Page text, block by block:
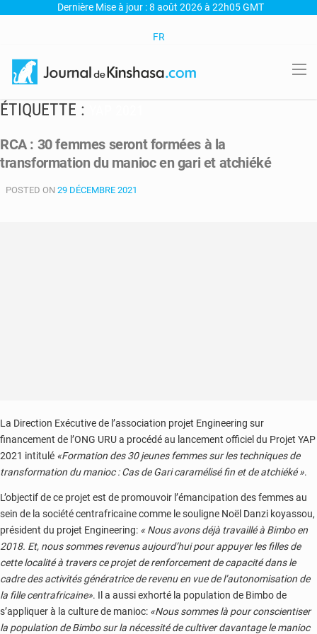
Dernière Mise à jour : 8 août 2026 à 22h05 GMT
FR
ÉTIQUETTE :
RCA : 30 femmes seront formées à la
transformation du manioc en gari et atchiéké
POSTED ON 29 DÉCEMBRE 2021
La Direction Exécutive de l’association projet Engineering sur
financement de l’ONG URU a procédé au lancement officiel du Projet YAP
2021 intitulé «Formation des 30 jeunes femmes sur les techniques de
transformation du manioc : Cas de Gari caramélisé fin et de atchiéké ».
L’objectif de ce projet est de promouvoir l’émancipation des femmes au
sein de la société centrafricaine comme le souligne Noël Danzi koyassou,
président du projet Engineering: « Nous avons déjà travaillé à Bimbo en
2018. Et, nous sommes revenus aujourd’hui pour appuyer les filles de
cette localité à travers ce projet de renforcement de capacité dans le
cadre des activités génératrice de revenu en vue de l’autonomisation de
la fille centrafricaine». Il a aussi exhorté la population de Bimbo de
s’appliquer à la culture de manioc: «Nous sommes là pour conscientiser
la population de Bimbo sur la nécessité de cultiver davantage le manioc